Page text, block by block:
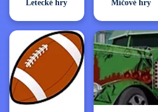
Letecké hry Míčové hry